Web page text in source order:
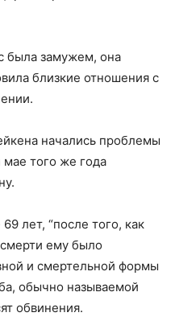
была замужем, она
близкие отношения с
начались проблемы
того же года
лет, “после того, как
ему было
и смертельной формы
обычно называемой
обвинения.